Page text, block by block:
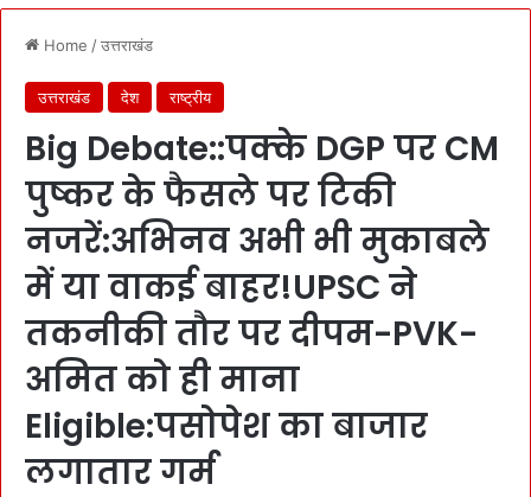
Home /उत्तराखंड
उत्तराखंड देश राष्ट्रीय
Big Debate::पक्के DGP पर CM
पुष्कर के फैसले पर टिकी
नजरें:अभिनव अभी भी मुकाबले
में या वाकई बाहर!UPSC ने
तकनीकी तौर पर दीपम-PVK-
अमित को ही माना
Eligible:पसोपेश का बाजार
लगातार गर्म